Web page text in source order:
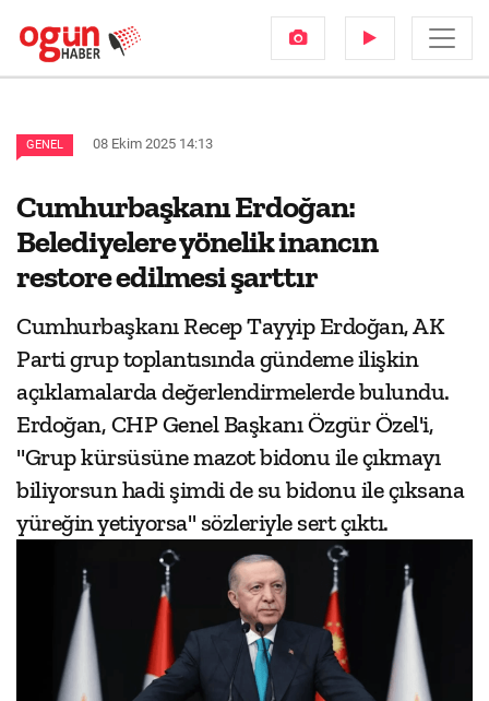
GENEL 08 Ekim 2025 14:13
Cumhurbaşkanı Erdoğan:
Belediyelere yönelik inancın
restore edilmesi şarttır
Cumhurbaşkanı Recep Tayyip Erdoğan, AK
Parti grup toplantısında gündeme ilişkin
açıklamalarda değerlendirmelerde bulundu.
Erdoğan, CHP Genel Başkanı Özgür Özel'i,
"Grup kürsüsüne mazot bidonu ile çıkmayı
biliyorsun hadi şimdi de su bidonu ile çıksana
yüreğin yetiyorsa" sözleriyle sert çıktı.